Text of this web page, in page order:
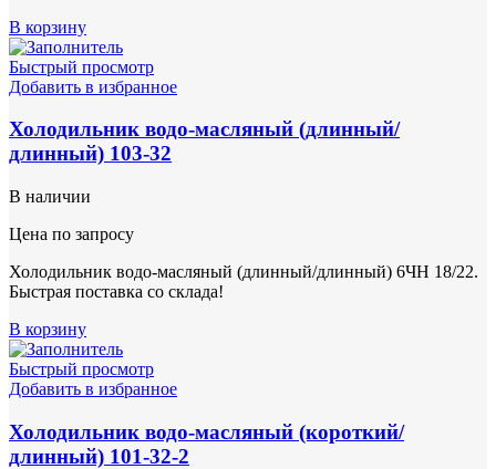
В корзину
Быстрый просмотр
Добавить в избранное
Холодильник водо-масляный (длинный/
длинный) 103-32
В наличии
Цена по запросу
Холодильник водо-масляный (длинный/длинный) 6ЧН 18/22.
Быстрая поставка со склада!
В корзину
Быстрый просмотр
Добавить в избранное
Холодильник водо-масляный (короткий/
длинный) 101-32-2